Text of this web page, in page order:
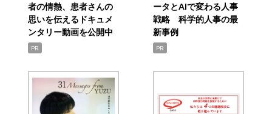
者の情熱、患者さんの
思いを伝えるドキュメ
ンタリー動画を公開中
PR
ータとAIで変わる人事
戦略 科学的人事の最
新事例
PR